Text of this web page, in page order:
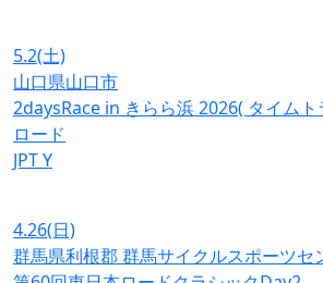
5.2(土)
山口県山口市
2daysRace in きらら浜 2026( タイムト
ロード
JPTY
4.26(日)
群馬県利根郡 群馬サイクルスポーツセ